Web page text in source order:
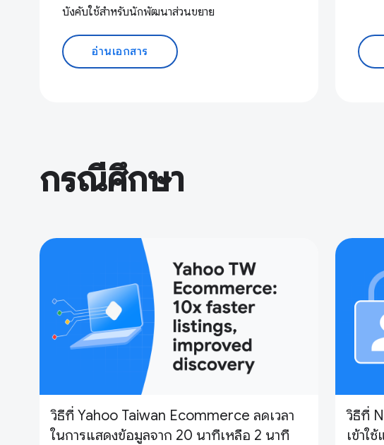
บังคับใช้สำหรับนักพัฒนาส่วนขยาย
อ่านเอกสาร
กรณีศึกษา
วิธีที่ Yahoo Taiwan Ecommerce ลดเวลา
ในการแสดงข้อมูลจาก 20 นาทีเหลือ 2 นาที
วิธีที่
เข้าใ